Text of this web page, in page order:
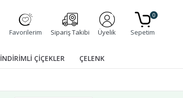
Favorilerim Sipariş Takibi Üyelik Sepetim
0
İNDİRİMLİ ÇİÇEKLER ÇELENK